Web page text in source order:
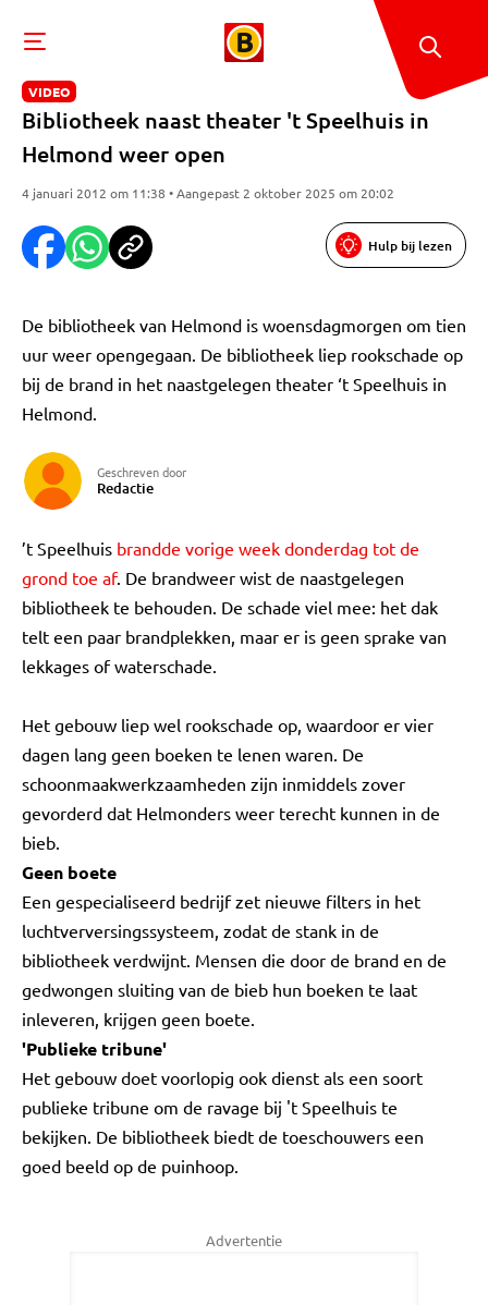
VIDEO
Bibliotheek naast theater 't Speelhuis in
Helmond weer open
4 januari 2012 om 11:38 • Aangepast 2 oktober 2025 om 20:02
Hulp bij lezen
De bibliotheek van Helmond is woensdagmorgen om tien
uur weer opengegaan. De bibliotheek liep rookschade op
bij de brand in het naastgelegen theater ‘t Speelhuis in
Helmond.
Geschreven door
Redactie
’t Speelhuis brandde vorige week donderdag tot de
grond toe af. De brandweer wist de naastgelegen
bibliotheek te behouden. De schade viel mee: het dak
telt een paar brandplekken, maar er is geen sprake van
lekkages of waterschade.
Het gebouw liep wel rookschade op, waardoor er vier
dagen lang geen boeken te lenen waren. De
schoonmaakwerkzaamheden zijn inmiddels zover
gevorderd dat Helmonders weer terecht kunnen in de
bieb.
Geen boete
Een gespecialiseerd bedrijf zet nieuwe filters in het
luchtverversingssysteem, zodat de stank in de
bibliotheek verdwijnt. Mensen die door de brand en de
gedwongen sluiting van de bieb hun boeken te laat
inleveren, krijgen geen boete.
'Publieke tribune'
Het gebouw doet voorlopig ook dienst als een soort
publieke tribune om de ravage bij 't Speelhuis te
bekijken. De bibliotheek biedt de toeschouwers een
goed beeld op de puinhoop.
Advertentie